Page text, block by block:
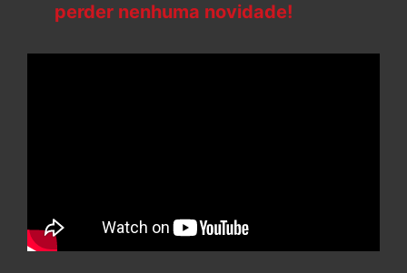
perder nenhuma novidade!